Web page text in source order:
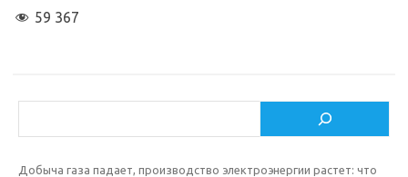
59 367
Добыча газа падает, производство электроэнергии растет: что